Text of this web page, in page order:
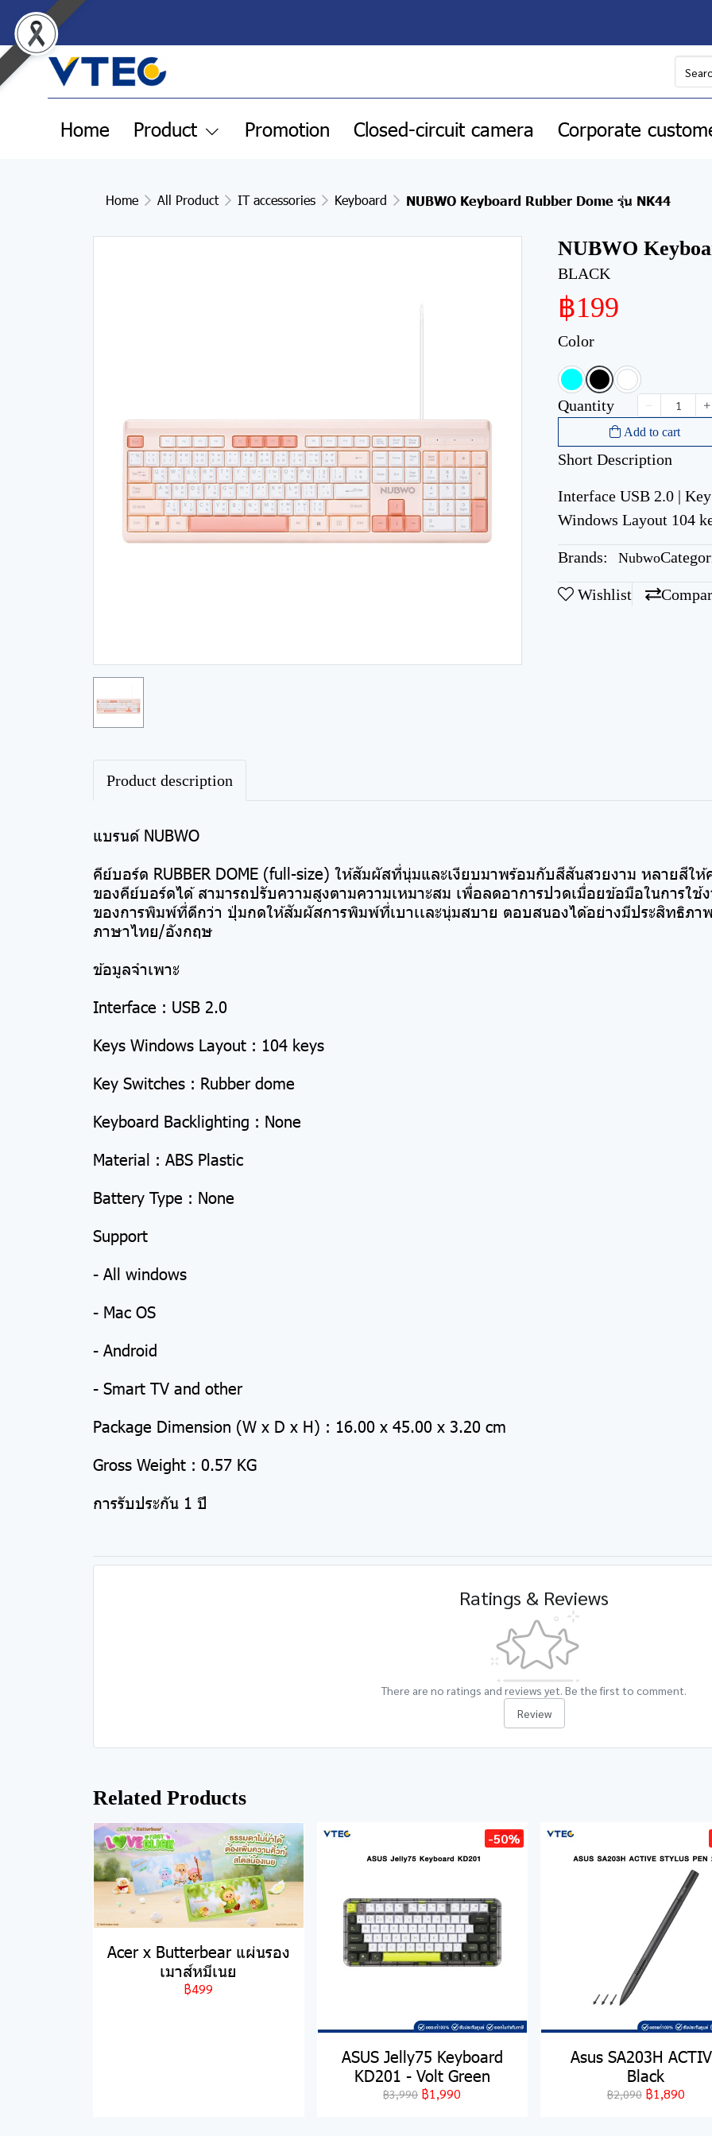
Home Product Promotion Closed-circuit camera Corporate
Home All Product IT accessories Keyboard NUBWO Keyboard Rubber Dome รุ่น NK44
NUBWO
BLACK
฿199
Color
Quantity
Add to cart
Short Description
Interface USB 2.0 |
Windows Layout 104
Brands: Nubwo
Wishlist
Product description
แบรนด์ NUBWO
คีย์บอร์ด RUBBER DOME (full-size) ให้สัมผัสที่นุ่มและเงียบมาพร้อมกับสีสันสวยงาม หลายสีใ
ของคีย์บอร์ดได้ สามารถปรับความสูงตามความเหมาะสม เพื่อลดอาการปวดเมื่อยข้อมือในการใ
ของการพิมพ์ที่ดีกว่า ปุ่มกดให้สัมผัสการพิมพ์ที่เบาเเละนุ่มสบาย ตอบสนองได้อย่างมีประสิทธิภ
ภาษาไทย/อังกฤษ
ข้อมูลจำเพาะ
Interface : USB 2.0
Keys Windows Layout : 104 keys
Key Switches : Rubber dome
Keyboard Backlighting : None
Material : ABS Plastic
Battery Type : None
Support
- All windows
- Mac OS
- Android
- Smart TV and other
Package Dimension (W x D x H) : 16.00 x 45.00 x 3.20 cm
Gross Weight : 0.57 KG
การรับประกัน 1 ปี
Ratings & Reviews
There are no ratings and reviews yet. Be the first to comment.
Review
Related Products
Acer x Butterbear แผ่นรอง
เมาส์หมีเนย
฿499
-50%
ASUS Jelly75 Keyboard
KD201 - Volt Green
฿3,990 ฿1,990
Asus SA203H
Black
฿2,090 ฿1,890